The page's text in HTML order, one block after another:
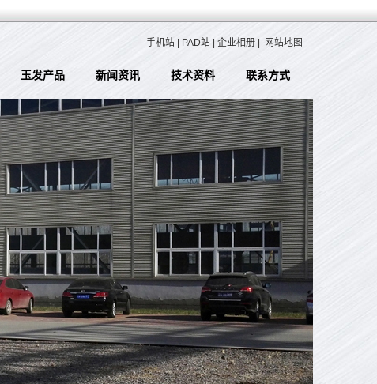
手机站 PAD站 企业相册 网站地图
玉发产品 新闻资讯 技术资料 联系方式